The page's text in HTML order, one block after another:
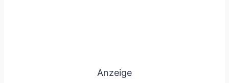
Anzeige